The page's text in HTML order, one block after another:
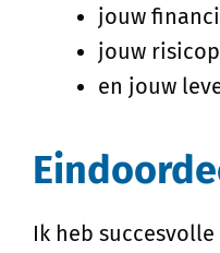
jouw
jouw
en jouw
Ik heb